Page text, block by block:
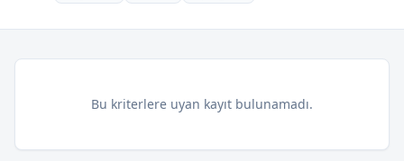
Bu kriterlere uyan kayıt bulunamadı.